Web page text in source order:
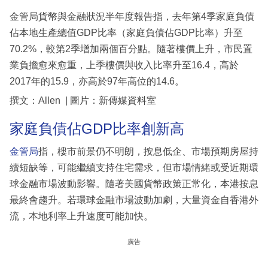
金管局貨幣與金融狀況半年度報告指，去年第4季家庭負債
佔本地生產總值GDP比率（家庭負債佔GDP比率）升至
70.2%，較第2季增加兩個百分點。隨著樓價上升，市民置
業負擔愈來愈重，上季樓價與收入比率升至16.4，高於
2017年的15.9，亦高於97年高位的14.6。
撰文：Allen | 圖片：新傳媒資料室
家庭負債佔GDP比率創新高
金管局指，樓市前景仍不明朗，按息低企、市場預期房屋持
續短缺等，可能繼續支持住宅需求，但市場情緒或受近期環
球金融市場波動影響。隨著美國貨幣政策正常化，本港按息
最終會趨升。若環球金融市場波動加劇，大量資金自香港外
流，本地利率上升速度可能加快。
廣告